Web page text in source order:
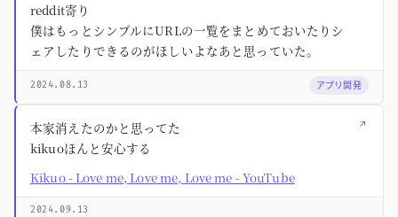
reddit寄り
僕はもっとシンプルにURLの一覧をまとめておいたりシ
ェアしたりできるのがほしいよなあと思っていた。
2024.08.13 アプリ開発
↗
本家消えたのかと思ってた
kikuoほんと安心する
Kikuo - Love me, Love me, Love me - YouTube
2024.09.13